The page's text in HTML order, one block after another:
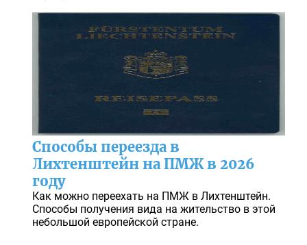
Способы переезда в
Лихтенштейн на ПМЖ в 2026
году
Как можно переехать на ПМЖ в Лихтенштейн.
Способы получения вида на жительство в этой
небольшой европейской стране.